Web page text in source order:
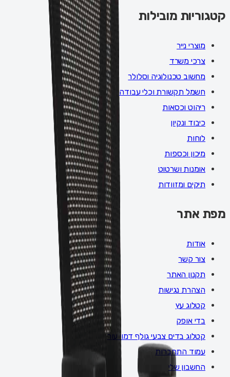
קטגוריות מובילות
מוצרי נייר
צרכי משרד
מחשוב טכנולוגיה וסלולר
חשמל תקשורת וכלי עבודה
ריהוט וכסאות
כיבוד ונקיון
לוחות
מיכון וכספות
אומנות ושרטוט
תיקים ומזוודות
מפת אתר
אודות
צור קשר
תקנון האתר
הצהרת נגישות
קטלוג עץ
בדי אופק
קטלוג בדים צבעי גולף דמוי עור
עמוד התחברות
החשבון שלי